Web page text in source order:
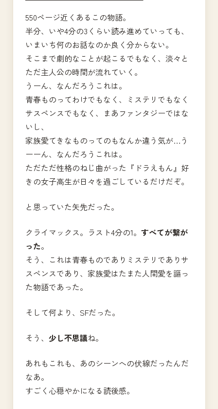
550ページ近くあるこの物語。
半分、いや4分の3くらい読み進めていっても、
いまいち何のお話なのか良く分からない。
そこまで劇的なことが起こるでもなく、淡々と
ただ主人公の時間が流れていく。
うーん、なんだろうこれは。
青春ものってわけでもなく、ミステリでもなく
サスペンスでもなく、まあファンタジーではな
いし、
家族愛てきなものってのもなんか違う気が…う
ーーん、なんだろうこれは。
ただただ性格のねじ曲がった『ドラえもん』好
きの女子高生が日々を過ごしているだけだぞ。
と思っていた矢先だった。
クライマックス。ラスト4分の1。 すべてが繋が
った。
そう、これは青春ものでありミステリでありサ
スペンスであり、家族愛はたまた人間愛を謳っ
た物語であった。
そして何より、SFだった。
そう、 少し不思議ね。
あれもこれも、あのシーンへの伏線だったんだ
なあ。
すごく心穏やかになる読後感。